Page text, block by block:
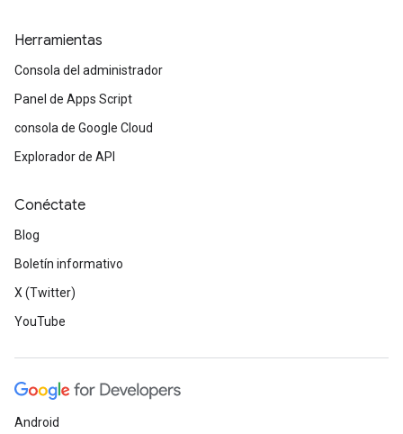
Herramientas
Consola del administrador
Panel de Apps Script
consola de Google Cloud
Explorador de API
Conéctate
Blog
Boletín informativo
X (Twitter)
YouTube
Android